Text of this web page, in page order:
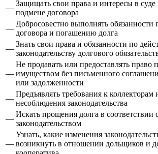
—
Защищать свои права и интересы в
подмене договора
—
Добросовестно выполнять
договора и погашению долга
—
Знать свои права и обязанности по
законодательству долгового
—
Не продавать или предоставлять право
имуществом без письменного
или задолженности
—
Предъявлять требования к коллекторам
несоблюдения законодательства
—
Искать прощения долга в
законодательством
—
Узнать, какие изменения
возникнуть в отношении дольщиков и